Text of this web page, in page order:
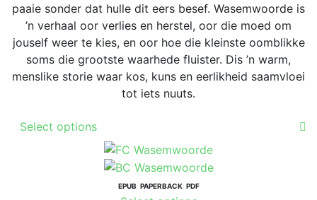
paaie sonder dat hulle dit eers besef. Wasemwoorde is
’n verhaal oor verlies en herstel, oor die moed om
jouself weer te kies, en oor hoe die kleinste oomblikke
soms die grootste waarhede fluister. Dis ’n warm,
menslike storie waar kos, kuns en eerlikheid saamvloei
tot iets nuuts.
Select options
has
multiple
variants.
EPUB PAPERBACK PDF